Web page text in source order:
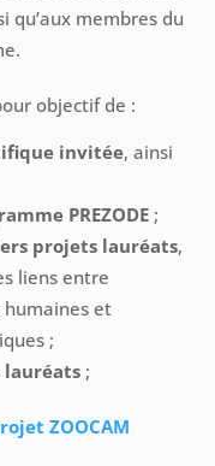
qu’aux membres du
objectif de :
invitée, ainsi
PREZODE ;
projets lauréats,
liens entre
humaines et
;
lauréats ;
ZOOCAM